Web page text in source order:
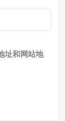
址和网站地